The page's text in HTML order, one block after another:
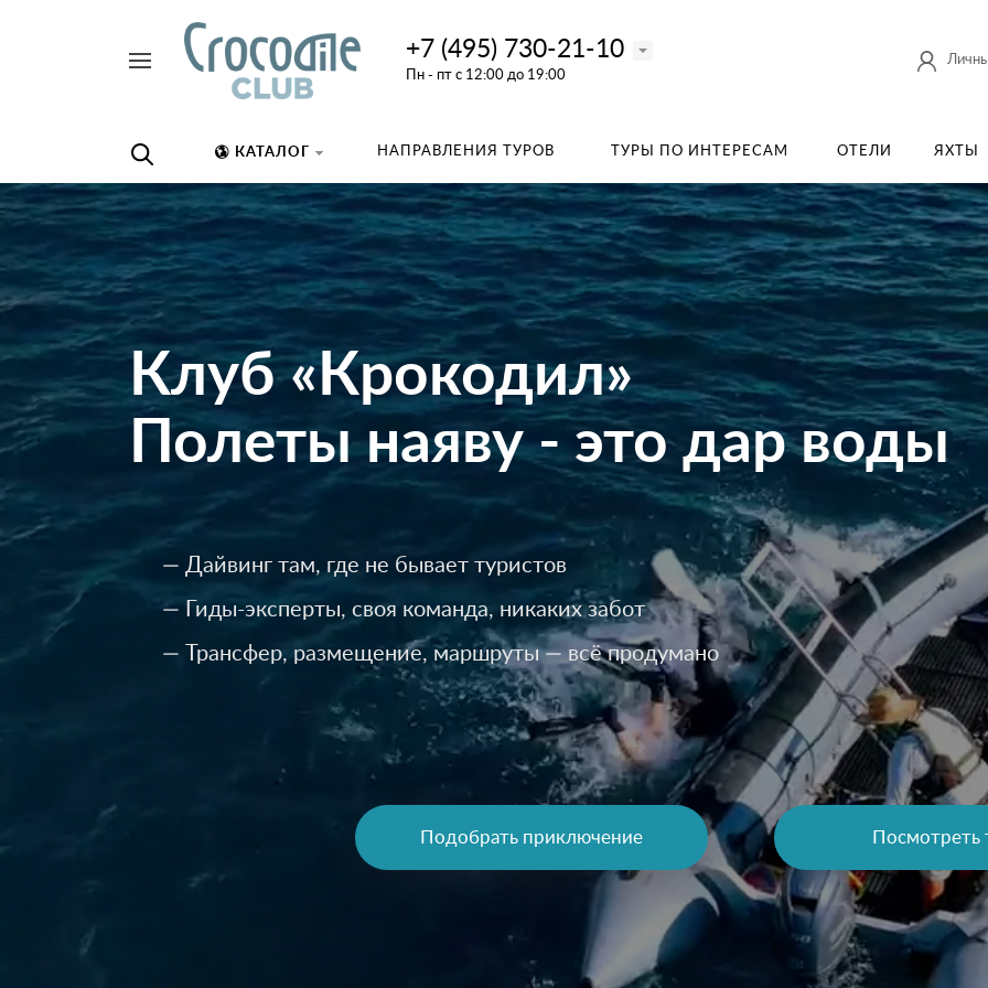
+7 (495) 730-21-10
Пн - пт с 12:00 до 19:00
КАТАЛОГ НАПРАВЛЕНИЯ ТУРОВ ТУРЫ ПО ИНТЕРЕСАМ ОТЕЛИ ЯХТЫ
Клуб «Крокодил»
Полеты наяву - это дар воды
— Дайвинг там, где не бывает туристов
— Гиды-эксперты, своя команда, никаких забот
— Трансфер, размещение, маршруты — всё продумано
Подобрать приключение Посмотреть